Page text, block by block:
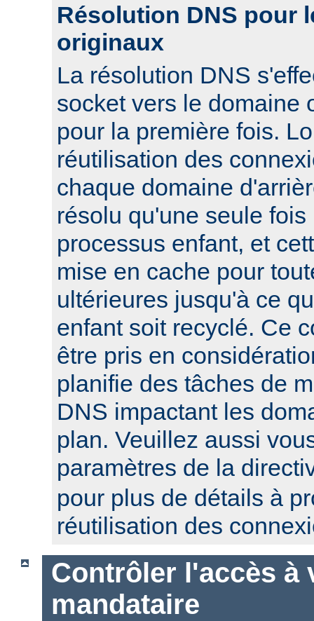
Résolution DNS pour
originaux
La résolution DNS
socket vers le domaine
pour la première fois.
réutilisation des
chaque domaine
résolu qu'une seule
processus enfant, et
mise en cache pour
ultérieures jusqu'à ce
enfant soit recyclé. Ce
être pris en
planifie des tâches de
DNS impactant les
plan. Veuillez aussi
paramètres de la
pour plus de détails à
réutilisation des
Contrôler l'accès à
mandataire